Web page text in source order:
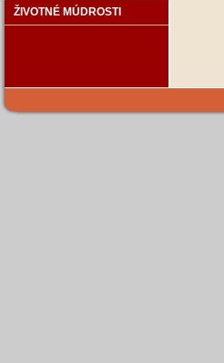
ŽIVOTNÉ MÚDROSTI